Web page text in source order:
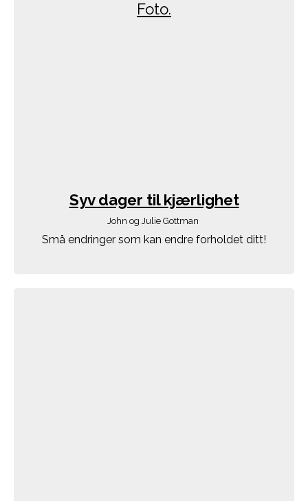
Syv dager til kjærlighet
John og Julie Gottman
Små endringer som kan endre forholdet ditt!